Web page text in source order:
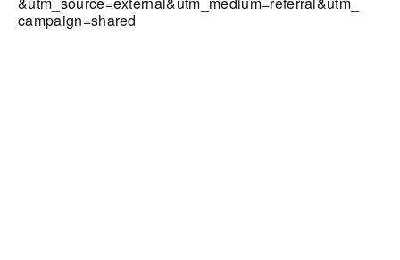
campaign=shared